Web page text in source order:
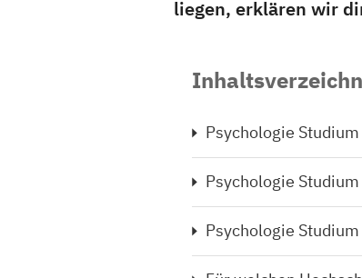
liegen, erklären wir
Psychologie
Psychologie
Psychologie